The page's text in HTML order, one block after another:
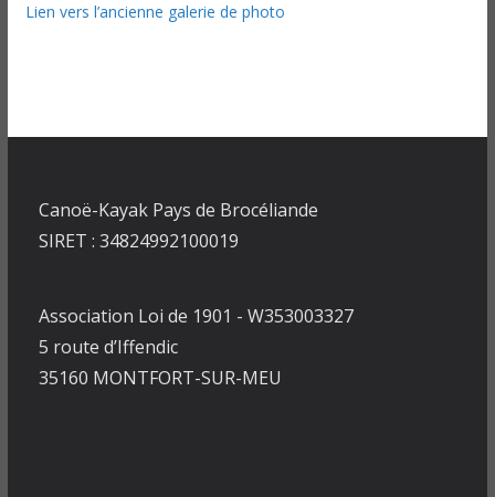
Lien vers l’ancienne galerie de photo
Canoë-Kayak Pays de Brocéliande
SIRET : 34824992100019
Association Loi de 1901 - W353003327
5 route d’Iffendic
35160 MONTFORT-SUR-MEU